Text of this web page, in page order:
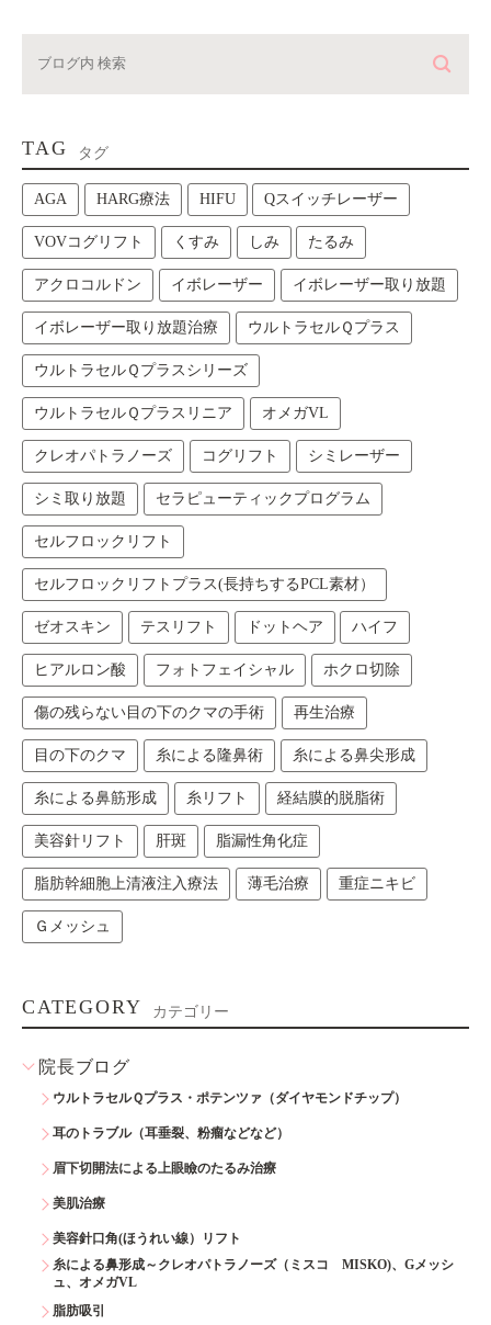
TAG タグ
AGA HARG療法 HIFU Qスイッチレーザー
VOVコグリフト くすみ しみ たるみ
アクロコルドン イボレーザー イボレーザー取り放題
イボレーザー取り放題治療 ウルトラセルＱプラス
ウルトラセルＱプラスシリーズ
ウルトラセルＱプラスリニア オメガVL
クレオパトラノーズ コグリフト シミレーザー
シミ取り放題 セラピューティックプログラム
セルフロックリフト
セルフロックリフトプラス(長持ちするPCL素材）
ゼオスキン テスリフト ドットヘア ハイフ
ヒアルロン酸 フォトフェイシャル ホクロ切除
傷の残らない目の下のクマの手術 再生治療
目の下のクマ 糸による隆鼻術 糸による鼻尖形成
糸による鼻筋形成 糸リフト 経結膜的脱脂術
美容針リフト 肝斑 脂漏性角化症
脂肪幹細胞上清液注入療法 薄毛治療 重症ニキビ
Ｇメッシュ
CATEGORY カテゴリー
院長ブログ
ウルトラセルＱプラス・ポテンツァ（ダイヤモンドチップ）
耳のトラブル（耳垂裂、粉瘤などなど）
眉下切開法による上眼瞼のたるみ治療
美肌治療
美容針口角(ほうれい線）リフト
糸による鼻形成～クレオパトラノーズ（ミスコ MISKO)、Gメッシ
ュ、オメガVL
脂肪吸引